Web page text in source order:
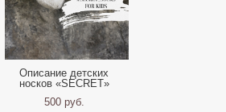
Описание детских
носков «SECRET»
500 pуб.